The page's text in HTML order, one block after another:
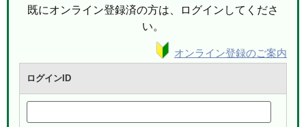
既にオンライン登録済の方は、ログインしてくださ
い。
オンライン登録のご案内
ログインID